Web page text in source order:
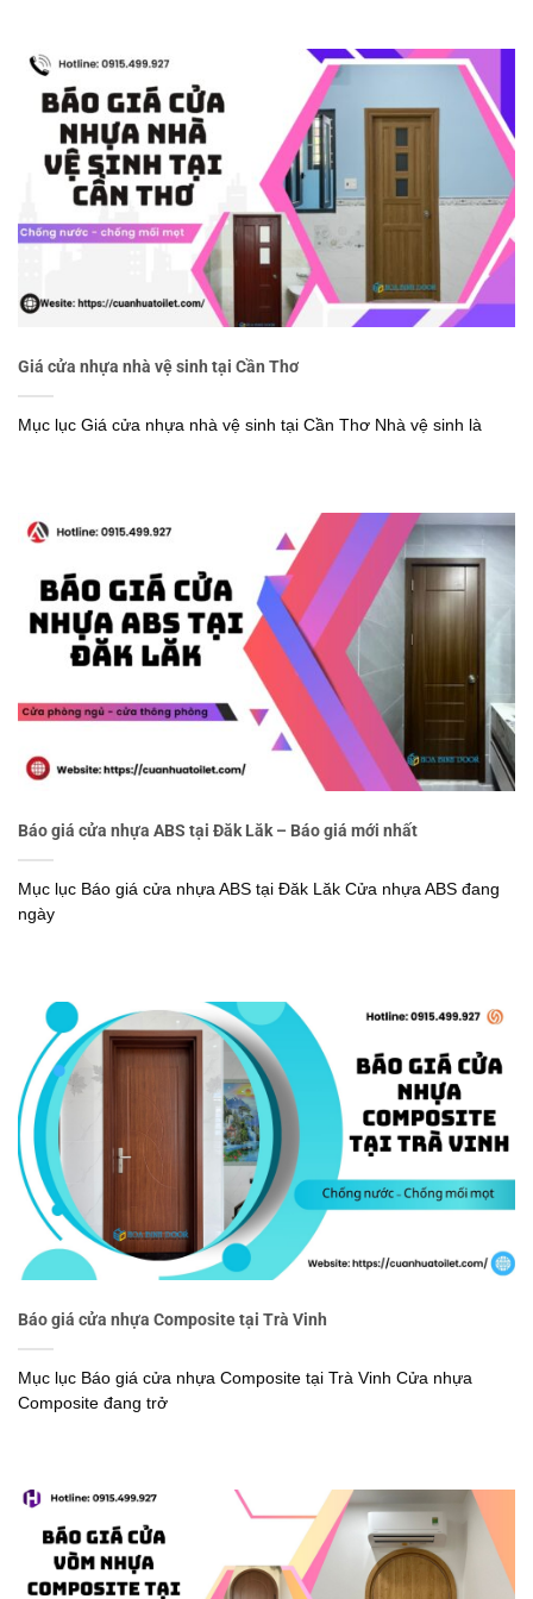
Giá cửa nhựa nhà vệ sinh tại Cần Thơ
Mục lục Giá cửa nhựa nhà vệ sinh tại Cần Thơ Nhà vệ sinh là
Báo giá cửa nhựa ABS tại Đăk Lăk – Báo giá mới nhất
Mục lục Báo giá cửa nhựa ABS tại Đăk Lăk Cửa nhựa ABS đang
ngày
Báo giá cửa nhựa Composite tại Trà Vinh
Mục lục Báo giá cửa nhựa Composite tại Trà Vinh Cửa nhựa
Composite đang trở